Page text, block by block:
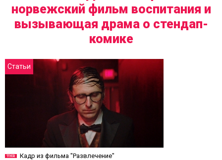
норвежский фильм воспитания и
вызывающая драма о стендап-
комике
Статьи
Кадр из фильма "Развлечение"